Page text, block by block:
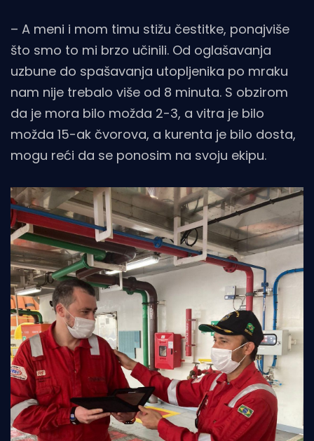
– A meni i mom timu stižu čestitke, ponajviše
što smo to mi brzo učinili. Od oglašavanja
uzbune do spašavanja utopljenika po mraku
nam nije trebalo više od 8 minuta. S obzirom
da je mora bilo možda 2-3, a vitra je bilo
možda 15-ak čvorova, a kurenta je bilo dosta,
mogu reći da se ponosim na svoju ekipu.